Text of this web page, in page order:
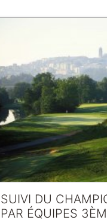
SUIVI DU
PAR ÉQUIPES